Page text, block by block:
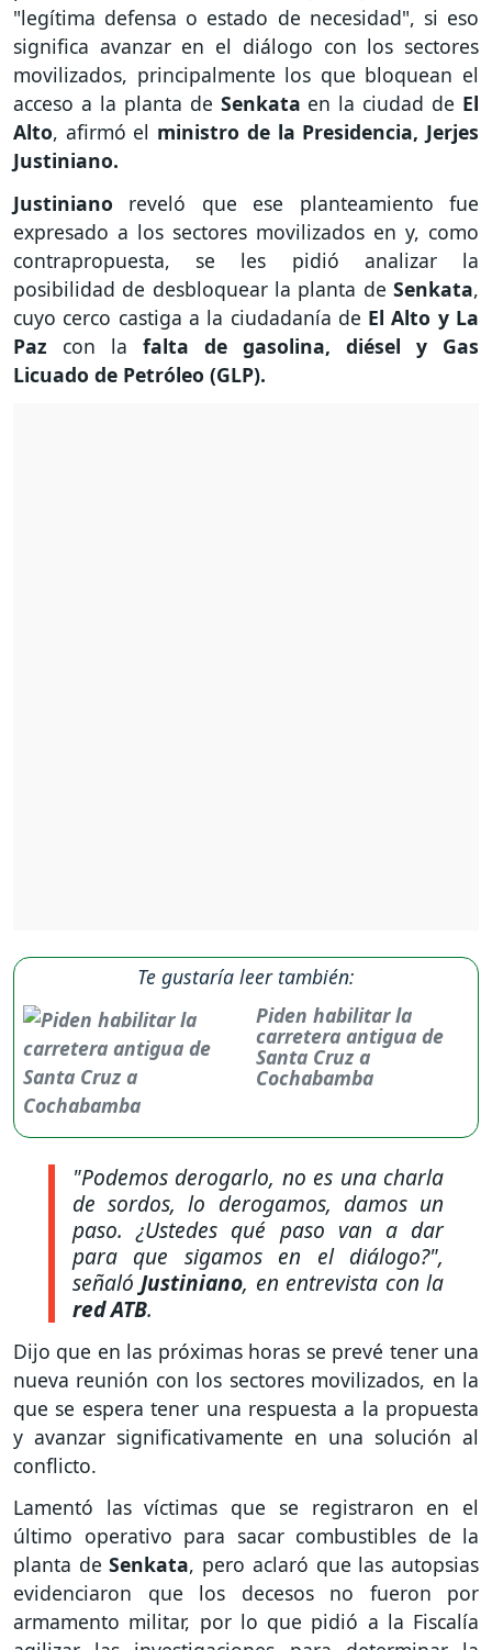
"legítima defensa o estado de necesidad", si eso
significa avanzar en el diálogo con los sectores
movilizados, principalmente los que bloquean el
acceso a la planta de Senkata en la ciudad de El
Alto, afirmó el ministro de la Presidencia, Jerjes
Justiniano.
Justiniano reveló que ese planteamiento fue
expresado a los sectores movilizados en y, como
contrapropuesta, se les pidió analizar la
posibilidad de desbloquear la planta de Senkata,
cuyo cerco castiga a la ciudadanía de El Alto y La
Paz con la falta de gasolina, diésel y Gas
Licuado de Petróleo (GLP).
Te gustaría leer también:
Piden habilitar la
carretera antigua de
Santa Cruz a
Cochabamba
"Podemos derogarlo, no es una charla
de sordos, lo derogamos, damos un
paso. ¿Ustedes qué paso van a dar
para que sigamos en el diálogo?",
señalóJustiniano, en entrevista con la
red ATB.
Dijo que en las próximas horas se prevé tener una
nueva reunión con los sectores movilizados, en la
que se espera tener una respuesta a la propuesta
y avanzar significativamente en una solución al
conflicto.
Lamentó las víctimas que se registraron en el
último operativo para sacar combustibles de la
planta deSenkata, pero aclaró que las autopsias
evidenciaron que los decesos no fueron por
armamento militar, por lo que pidió a la Fiscalía